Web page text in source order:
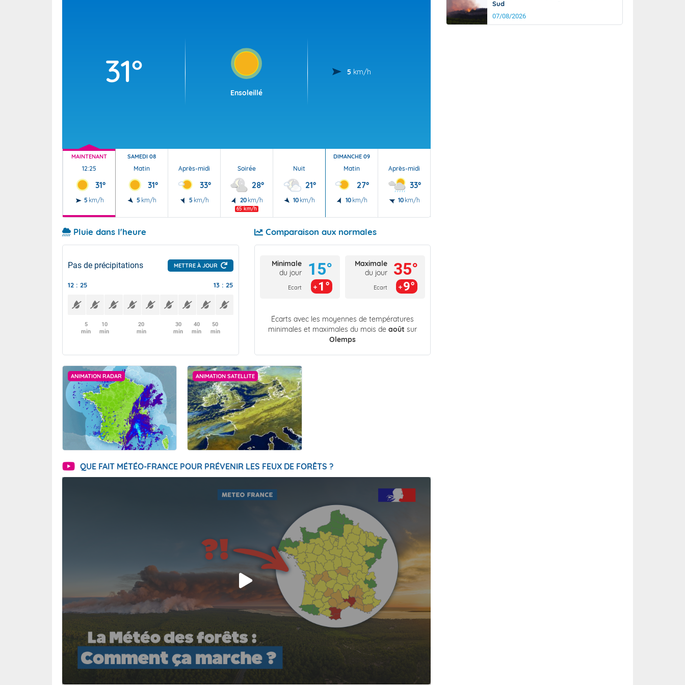
31°
Ensoleillé
5 km/h
MAINTENANT
12:25
31°
5 km/h
SAMEDI 08
Matin
31°
5 km/h
Après-midi
33°
5 km/h
Soirée
28°
20 km/h
65 km/h
Nuit
21°
10 km/h
DIMANCHE 09
Matin
27°
10 km/h
Après-midi
33°
10 km/h
Pluie dans l'heure
Pas de précipitations METTRE À JOUR
12 : 25 13 : 25
5
min
10
min
20
min
30
min
40
min
50
min
Comparaison aux normales
Minimale
du jour
Ecart
15°
1°
Maximale
du jour
Ecart
35°
9°
Écarts avec les moyennes de températures
minimales et maximales du mois de août sur
Olemps
ANIMATION RADAR ANIMATION SATELLITE
QUE FAIT MÉTÉO-FRANCE POUR PRÉVENIR LES FEUX DE FORÊTS ?
Sud
07/08/2026